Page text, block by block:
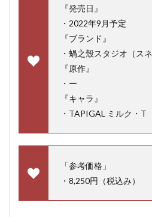
『発売日』
・2022年9月予定
『ブランド』
・蝸之殼スタジオ（ス
『原作』
・ー
『キャラ』
・TAPIGAL ミルク・T
「参考価格」
・8,250円（税込み）